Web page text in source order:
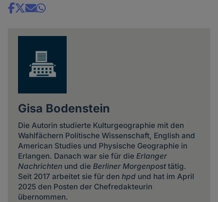
Share
Gisa Bodenstein
Die Autorin studierte Kulturgeographie mit den
Wahlfächern Politische Wissenschaft, English and
American Studies und Physische Geographie in
Erlangen. Danach war sie für die Erlanger
Nachrichtenund die Berliner Morgenposttätig.
Seit 2017 arbeitet sie für den hpdund hat im April
2025 den Posten der Chefredakteurin
übernommen.